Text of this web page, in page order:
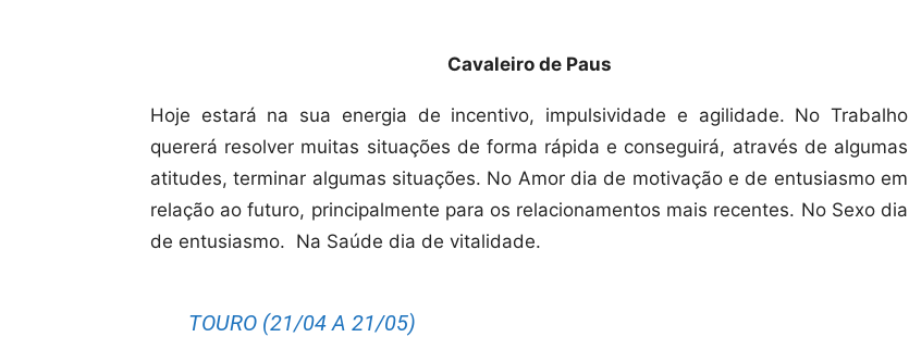
Cavaleiro de Paus
Hoje estará na sua energia de incentivo, impulsividade e agilidade. No Trabalho
quererá resolver muitas situações de forma rápida e conseguirá, através de algumas
atitudes, terminar algumas situações. No Amor dia de motivação e de entusiasmo em
relação ao futuro, principalmente para os relacionamentos mais recentes. No Sexo dia
de entusiasmo. Na Saúde dia de vitalidade.
TOURO (21/04 A 21/05)